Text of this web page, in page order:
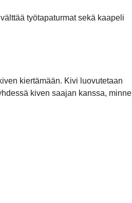
työtapaturmat sekä kaapeli
kiertämään. Kivi luovutetaan
kiven saajan kanssa, minne